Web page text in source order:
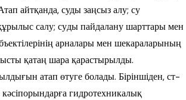
айтқанда, суды заңсыз алу; су
салу; су­ды пайдалану шарттары мен
арналары мен ше­­караларының
қатаң шара қарастырылды.
атап өтуге болады. Біріншіден, ст­
гидротехникалық